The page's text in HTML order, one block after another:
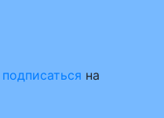
подписаться на